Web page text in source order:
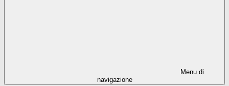
Menu di
navigazione